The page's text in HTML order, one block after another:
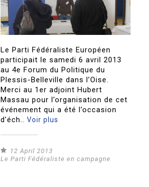
Le Parti Fédéraliste Européen
participait le samedi 6 avril 2013
au 4e Forum du Politique du
Plessis-Belleville dans l’Oise.
Merci au 1er adjoint Hubert
Massau pour l’organisation de cet
événement qui a été l’occasion
d’éch..Voir plus
12 April 2013
Le Parti Fédéraliste en campagne